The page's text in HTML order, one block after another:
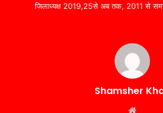
जिलाध्यक्ष 2019,25से अब तक, 2011 से
Shamsher